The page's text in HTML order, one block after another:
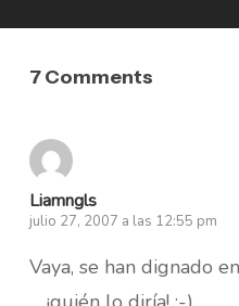
7 Comments
Liamngls
julio 27, 2007 a las 12:55 pm
Vaya, se han dignado